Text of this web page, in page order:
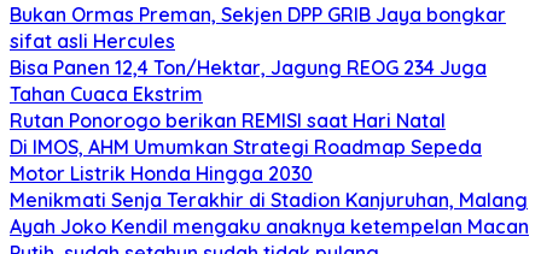
Bukan Ormas Preman, Sekjen DPP GRIB Jaya bongkar
sifat asli Hercules
Bisa Panen 12,4 Ton/Hektar, Jagung REOG 234 Juga
Tahan Cuaca Ekstrim
Rutan Ponorogo berikan REMISI saat Hari Natal
Di IMOS, AHM Umumkan Strategi Roadmap Sepeda
Motor Listrik Honda Hingga 2030
Menikmati Senja Terakhir di Stadion Kanjuruhan, Malang
Ayah Joko Kendil mengaku anaknya ketempelan Macan